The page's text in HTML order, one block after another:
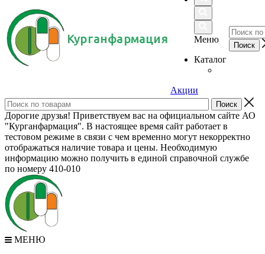
Курганфармация
Меню
Каталог
Акции
Дорогие друзья! Приветствуем вас на официальном сайте АО
"Курганфармация". В настоящее время сайт работает в
тестовом режиме в связи с чем временно могут некорректно
отображаться наличие товара и цены. Необходимую
информацию можно получить в единой справочной службе
по номеру 410-010
МЕНЮ